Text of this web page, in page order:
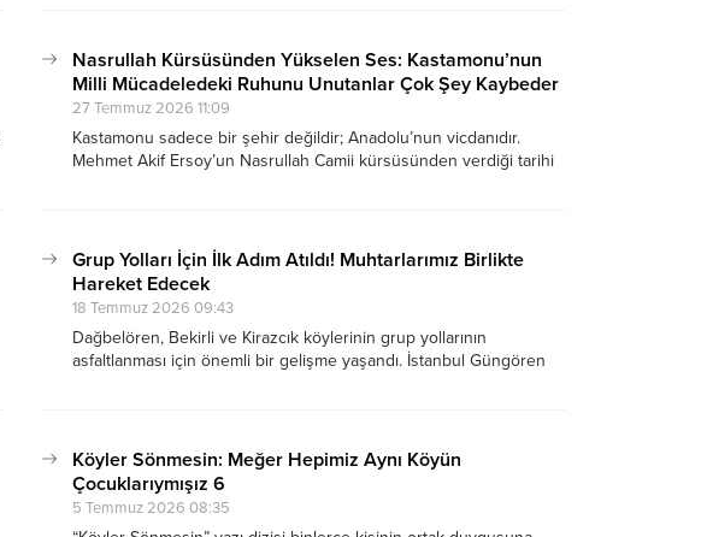
Nasrullah Kürsüsünden Yükselen Ses: Kastamonu’nun
Milli Mücadeledeki Ruhunu Unutanlar Çok Şey Kaybeder
27 Temmuz 2026 11:09
Kastamonu sadece bir şehir değildir; Anadolu’nun vicdanıdır.
Mehmet Akif Ersoy’un Nasrullah Camii kürsüsünden verdiği tarihi
Grup Yolları İçin İlk Adım Atıldı! Muhtarlarımız Birlikte
Hareket Edecek
18 Temmuz 2026 09:43
Dağbelören, Bekirli ve Kirazcık köylerinin grup yollarının
asfaltlanması için önemli bir gelişme yaşandı. İstanbul Güngören
Köyler Sönmesin: Meğer Hepimiz Aynı Köyün
Çocuklarıymışız 6
5 Temmuz 2026 08:35